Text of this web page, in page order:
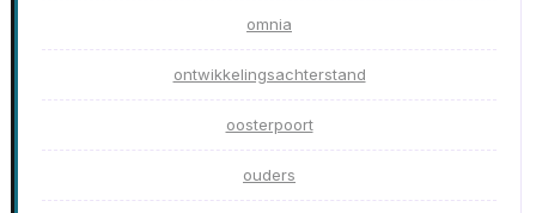
omnia
ontwikkelingsachterstand
oosterpoort
ouders